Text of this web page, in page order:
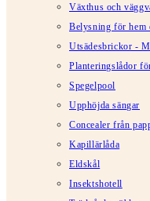
Växthus och
Belysning för hem
Utsädesbrickor -
Planteringslådor
Spegelpool
Upphöjda sängar
Concealer från
Kapillärlåda
Eldskål
Insektshotell